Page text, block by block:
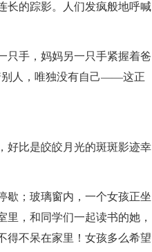
长的踪影。人们发疯般地呼喊
只手，妈妈另一只手紧握着爸
别人，唯独没有自己——这正
好比是皎皎月光的斑斑影迹幸
歇；玻璃窗内，一个女孩正坐
，和同学们一起读书的她，
得不呆在家里！女孩多么希望